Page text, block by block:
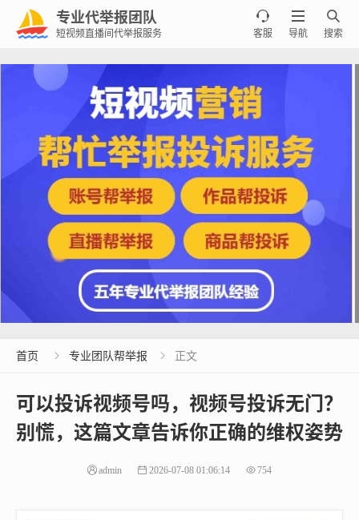
专业代举报团队
短视频直播间代举报服务

搜索

导航

客服
首页  专业团队帮举报  正文
可以投诉视频号吗，视频号投诉无门？
别慌，这篇文章告诉你正确的维权姿势
admin 2026-07-08 01:06:14 754